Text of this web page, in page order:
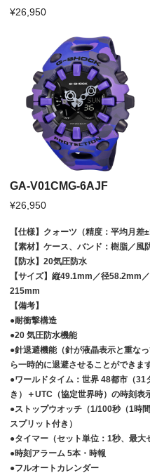
¥26,950
GA-V01CMG-6AJF
¥26,950
【仕様】クォーツ（精度：平均月差±
【素材】ケース、バンド：樹脂／風
【防水】 20気圧防水
【サイズ】縦49.1mm ／径58.2mm
215mm
【備考】
●耐衝撃構造
●20 気圧防水機能
●針退避機能（針が液晶表示と重な
ら一時的に退避させることができます
●ワールドタイム：世界 48都市（31
き）＋UTC （協定世界時）の時刻表
●ストップウオッチ（1/100秒（1時
スプリット付き）
●タイマー（セット単位： 1秒、最大
●時刻アラーム 5本・時報
●フルオートカレンダー